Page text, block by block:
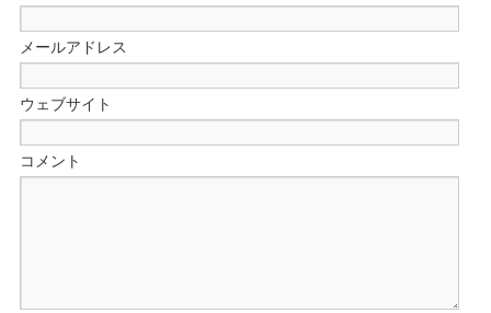
メールアドレス
ウェブサイト
コメント